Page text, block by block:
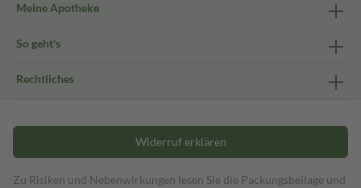
Meine Apotheke
So geht's
Rechtliches
Widerruf erklären
Zu Risiken und Nebenwirkungen lesen Sie die Packungsbeilage und